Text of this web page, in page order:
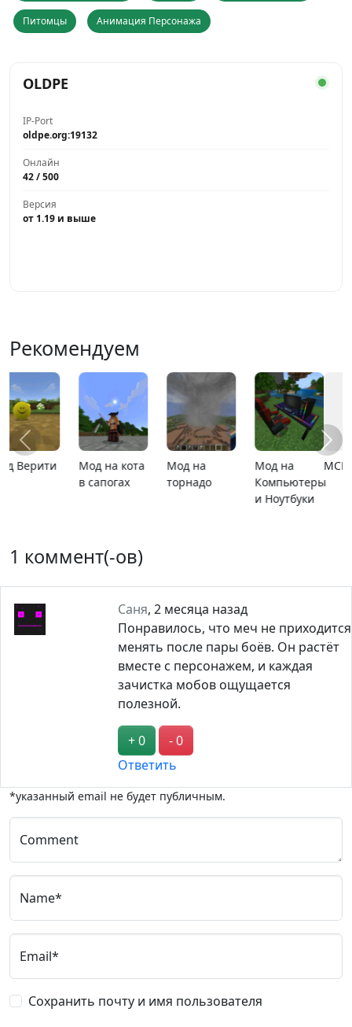
Питомцы Анимация Персонажа
OLDPE
IP-Port
oldpe.org:19132
Онлайн
42 / 500
Версия
от 1.19 и выше
Рекомендуем
MCPE 26.13 MCPE 26.1
Карта
расширяющийся
Карта ада
1 коммент(-ов)
Саня, 2 месяца назад
Понравилось, что меч не приходится
менять после пары боёв. Он растёт
вместе с персонажем, и каждая
зачистка мобов ощущается
полезной.
+ 0
- 0
Ответить
*указанный email не будет публичным.
Comment
Name*
Email*
Сохранить почту и имя пользователя